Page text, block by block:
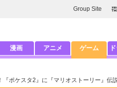
Group Site
漫画 アニメ ゲーム
『ポケスタ2』に『マリオストーリー』伝